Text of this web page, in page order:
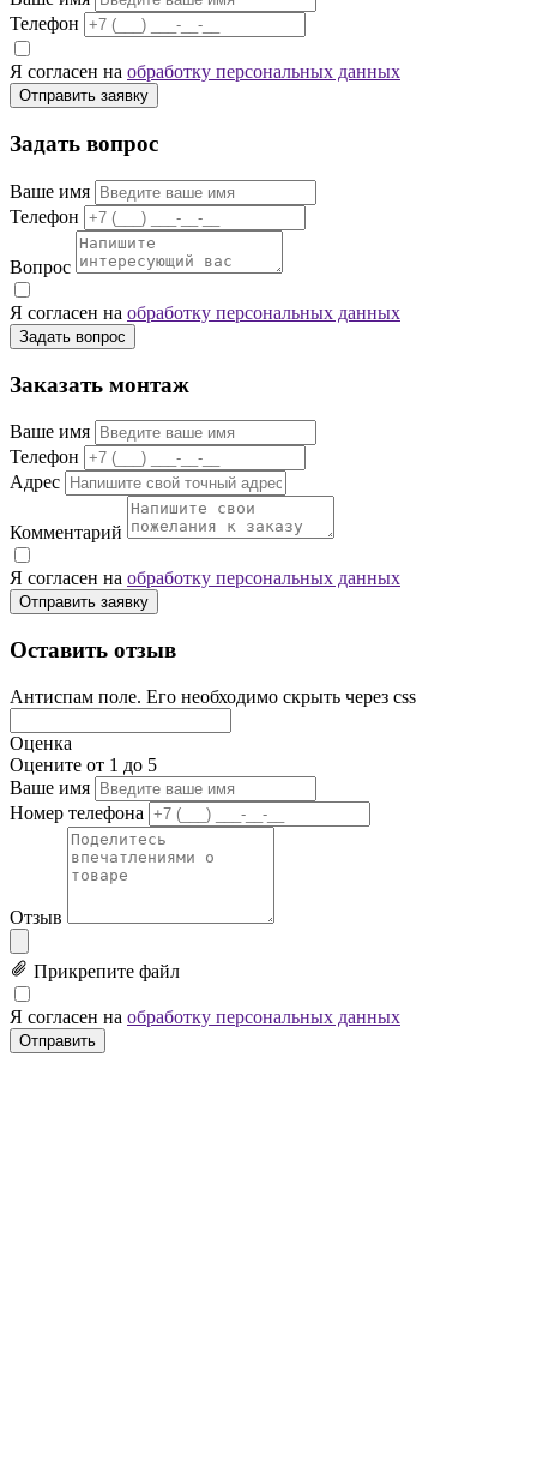
Телефон
Я согласен на обработку персональных данных
Отправить заявку
Задать вопрос
Ваше имя
Телефон
Вопрос
Я согласен на обработку персональных данных
Задать вопрос
Заказать монтаж
Ваше имя
Телефон
Адрес
Комментарий
Я согласен на обработку персональных данных
Отправить заявку
Оставить отзыв
Антиспам поле. Его необходимо скрыть через css
Оценка
Оцените от 1 до 5
Ваше имя
Номер телефона
Отзыв
Прикрепите файл
Я согласен на обработку персональных данных